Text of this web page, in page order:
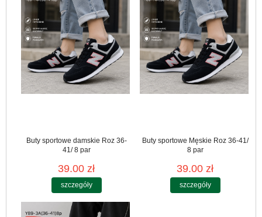
Buty sportowe damskie Roz 36-
41/ 8 par
39.00 zł
szczegóły
Buty sportowe Męskie Roz 36-41/
8 par
39.00 zł
szczegóły